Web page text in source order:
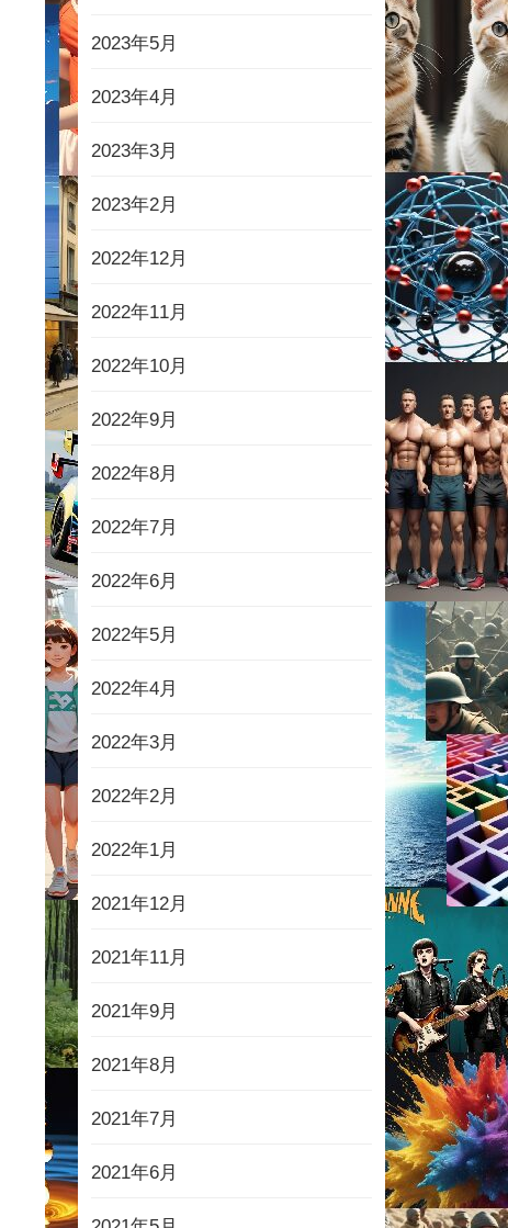
2023年5月
2023年4月
2023年3月
2023年2月
2022年12月
2022年11月
2022年10月
2022年9月
2022年8月
2022年7月
2022年6月
2022年5月
2022年4月
2022年3月
2022年2月
2022年1月
2021年12月
2021年11月
2021年9月
2021年8月
2021年7月
2021年6月